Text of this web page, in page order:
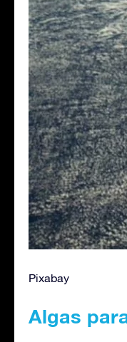
Pixabay
Algas